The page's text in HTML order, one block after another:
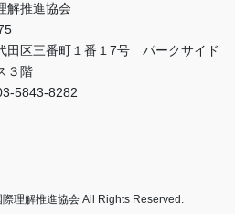
解推進協会
田区三番町１番１7号 パークサイド
３階
5843-8282
理解推進協会 All Rights Reserved.